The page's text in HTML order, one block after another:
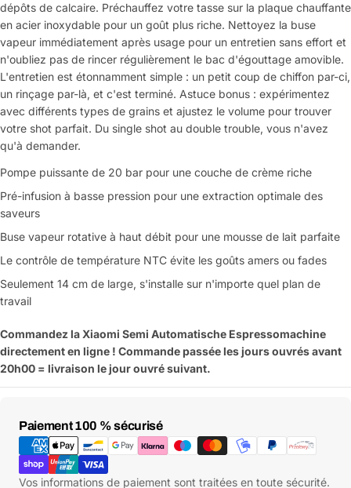
dépôts de calcaire. Préchauffez votre tasse sur la plaque chauffante
en acier inoxydable pour un goût plus riche. Nettoyez la buse
vapeur immédiatement après usage pour un entretien sans effort et
n'oubliez pas de rincer régulièrement le bac d'égouttage amovible.
L'entretien est étonnamment simple : un petit coup de chiffon par-ci,
un rinçage par-là, et c'est terminé. Astuce bonus : expérimentez
avec différents types de grains et ajustez le volume pour trouver
votre shot parfait. Du single shot au double trouble, vous n'avez
qu'à demander.
Pompe puissante de 20 bar pour une couche de crème riche
Pré-infusion à basse pression pour une extraction optimale des
saveurs
Buse vapeur rotative à haut débit pour une mousse de lait parfaite
Le contrôle de température NTC évite les goûts amers ou fades
Seulement 14 cm de large, s'installe sur n'importe quel plan de
travail
Commandez la Xiaomi Semi Automatische Espressomachine
directement en ligne ! Commande passée les jours ouvrés avant
20h00 = livraison le jour ouvré suivant.
Paiement 100 % sécurisé
Moyens
de
paiement
Vos informations de paiement sont traitées en toute sécurité.